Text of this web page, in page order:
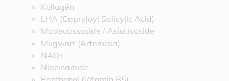
Kollagén
LHA (Capryloyl Salicylic Acid)
Madecassoside / Asiaticoside
Mugwort (Artemisia)
NAD+
Niacinamide